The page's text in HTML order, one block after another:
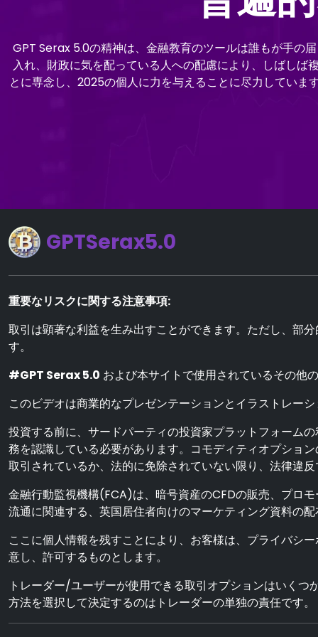
GPT Serax 5.0の精神は、金融教育のツールは誰もが手の
入れ、財政に気を配っている人への配慮により、しばし
とに専念し、2025の個人に力を与えることに尽力してい
GPTSerax5.0
重要なリスクに関する注意事項:
取引は顕著な利益を生み出すことができます。ただし、部
す。
#GPT Serax 5.0 および本サイトで使用されているその他
このビデオは商業的なプレゼンテーションとイラストレー
投資する前に、サードパーティの投資家プラットフォーム
務を認識している必要があります。コモディティオプショ
取引されているか、法的に免除されていない限り、法律違
金融行動監視機構(FCA)は、暗号資産のCFDの販売、プロ
流通に関連する、英国居住者向けのマーケティング資料の
ここに個人情報を残すことにより、お客様は、プライバシ
意し、許可するものとします。
トレーダー/ユーザーが使用できる取引オプションはいく
方法を選択して決定するのはトレーダーの単独の責任です。